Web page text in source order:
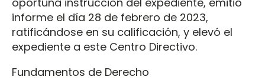
informe el día 28 de febrero de 2023,
ratificándose en su calificación, y elevó el
expediente a este Centro Directivo.
Fundamentos de Derecho